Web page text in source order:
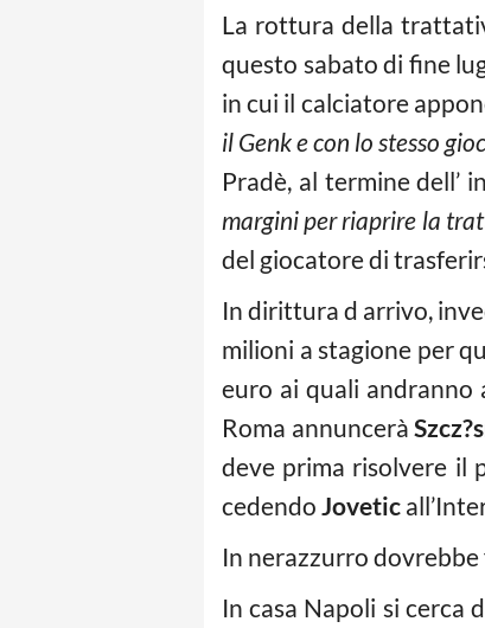
La rottura della
questo sabato di fine
in cui il calciatore
il Genk e con lo stesso
Pradè, al termine dell’
margini per riaprire la
del giocatore di
In dirittura d arrivo,
milioni a stagione per
euro ai quali
Roma annuncerà
deve prima risolvere il
cedendo Jovetic
In nerazzurro
In casa Napoli si